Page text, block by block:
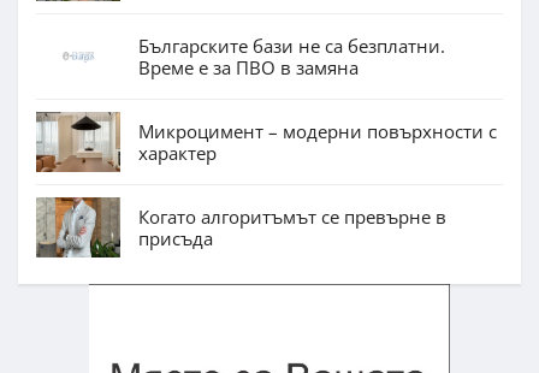
Българските бази не са безплатни.
Време е за ПВО в замяна
Микроцимент – модерни повърхности с
характер
Когато алгоритъмът се превърне в
присъда